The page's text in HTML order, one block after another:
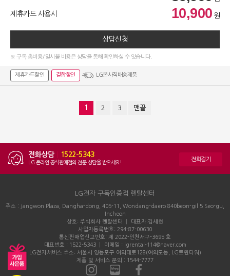
제휴카드 사용시 10,900 원
상담신청
※ 구독 총비용/일시불 비용은 상담을 통해 확인하실 수 있습니다.
제휴카드할인 결합할인 LG본사직배송제품
1 2 3 맨끝
전화상담 1522-5343
LG 온라인 공식판매점의 전문 상담을 받으세요! 전화걸기
LG전자 구독인증점 렌탈센터
주소 : Jangwon Plaza, Dangha-dong, 405-11, Wondang-daero 840beon-gil 5 Seo-gu,
Incheon
상호: 주식회사 렌탈센터 │ 대표자:김세현
사업자등록번호: 294-87-00630
통신판매업신고번호: 제 2022-인천서구-3695 호
대표번호 : 1522-5343 │ 이메일 : lgrental-114@naver.com
LG전자서비스 주소: 서울시 영등포구 여의대로128(여의도동, LG트윈타워)
제품 및 서비스 문의 : 1544-7777